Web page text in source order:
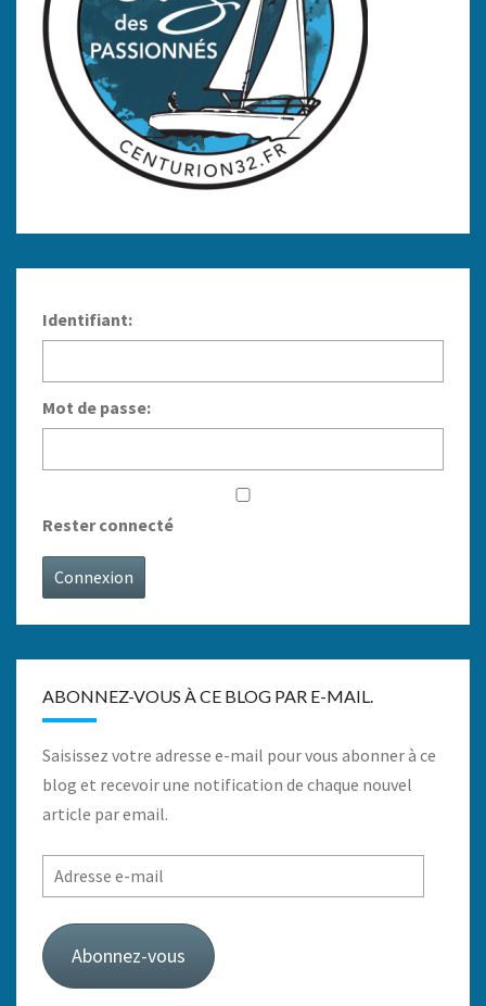
Identifiant:
Mot de passe:
Rester connecté
Connexion
ABONNEZ-VOUS À CE BLOG PAR E-MAIL.
Saisissez votre adresse e-mail pour vous abonner à ce
blog et recevoir une notification de chaque nouvel
article par email.
Adresse
e-
mail
Abonnez-vous